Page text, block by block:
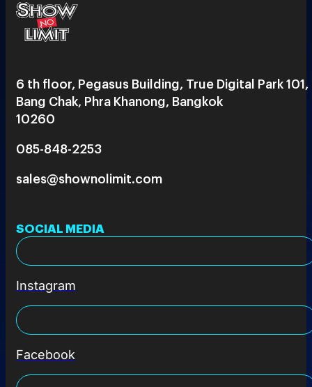
6 th floor, Pegasus Building, True Digital Park 101,
Bang Chak, Phra Khanong, Bangkok
10260
085-848-2253
sales@shownolimit.com
SOCIAL MEDIA
Instagram
Facebook